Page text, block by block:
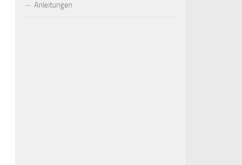
Anleitungen